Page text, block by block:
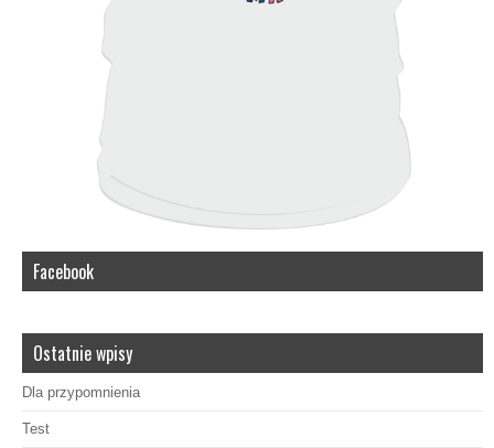
Facebook
Ostatnie wpisy
Dla przypomnienia
Test